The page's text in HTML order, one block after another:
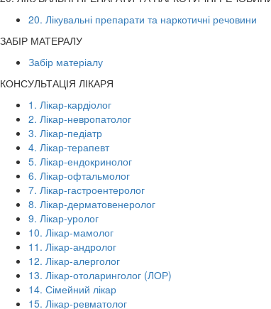
20. Лікувальні препарати та наркотичні речовини
ЗАБІР МАТЕРАЛУ
Забір матеріалу
КОНСУЛЬТАЦІЯ ЛІКАРЯ
1. Лікар-кардіолог
2. Лікар-невропатолог
3. Лікар-педіатр
4. Лікар-терапевт
5. Лікар-ендокринолог
6. Лікар-офтальмолог
7. Лікар-гастроентеролог
8. Лікар-дерматовенеролог
9. Лікар-уролог
10. Лікар-мамолог
11. Лікар-андролог
12. Лікар-алерголог
13. Лікар-отоларинголог (ЛОР)
14. Сімейний лікар
15. Лікар-ревматолог